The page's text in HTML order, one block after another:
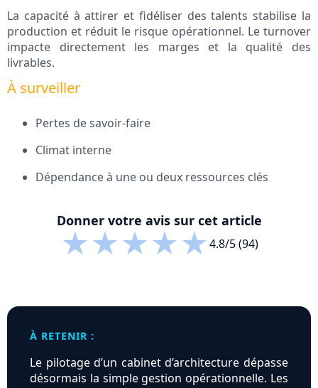
La capacité à attirer et fidéliser des talents stabilise la
production et réduit le risque opérationnel. Le turnover
impacte directement les marges et la qualité des
livrables.
À surveiller
Pertes de savoir-faire
Climat interne
Dépendance à une ou deux ressources clés
Donner votre avis sur cet article
★★★★★4.8/5 (94)
À RETENIR :
Le pilotage d’un cabinet d’architecture dépasse
désormais la simple gestion opérationnelle. Les